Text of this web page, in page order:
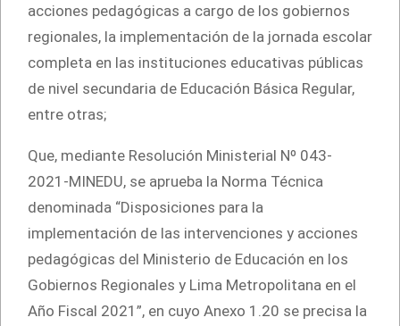
acciones pedagógicas a cargo de los gobiernos
regionales, la implementación de la jornada escolar
completa en las instituciones educativas públicas
de nivel secundaria de Educación Básica Regular,
entre otras;
Que, mediante Resolución Ministerial Nº 043-
2021-MINEDU, se aprueba la Norma Técnica
denominada “Disposiciones para la
implementación de las intervenciones y acciones
pedagógicas del Ministerio de Educación en los
Gobiernos Regionales y Lima Metropolitana en el
Año Fiscal 2021”, en cuyo Anexo 1.20 se precisa la